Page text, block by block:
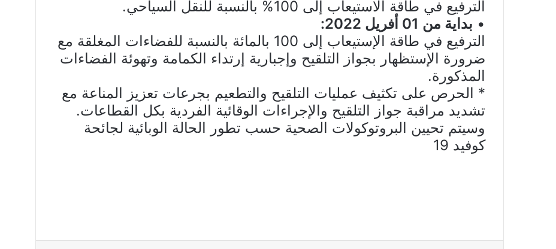
الترفيع في طاقة الاستيعاب إلى 100% بالنسبة للنقل السياحي.
• بداية من 01 أفريل 2022:
الترفيع في طاقة الإستيعاب إلى 100 بالمائة بالنسبة للفضاءات المغلقة مع
ضرورة الإستظهار بجواز التلقيح وإجبارية إرتداء الكمامة وتهوئة الفضاءات
المذكورة.
* الحرص على تكثيف عمليات التلقيح والتطعيم بجرعات تعزيز المناعة مع
تشدید مراقبة جواز التلقيح والإجراءات الوقائية الفردية بكل القطاعات.
وسيتم تحيين البروتوكولات الصحية حسب تطور الحالة الوبائية لجائحة
كوفيد 19